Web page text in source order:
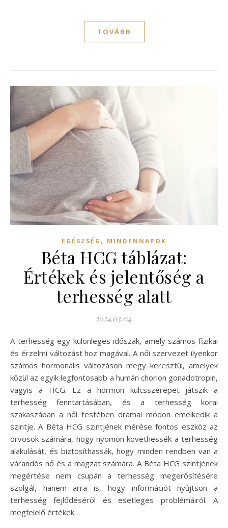
TOVÁBB
EGÉSZSÉG , MINDENNAPOK
Béta HCG táblázat:
Értékek és jelentőség a
terhesség alatt
2024.03.04.
A terhesség egy különleges időszak, amely számos fizikai
és érzelmi változást hoz magával. A női szervezet ilyenkor
számos hormonális változáson megy keresztül, amelyek
közül az egyik legfontosabb a humán chorion gonadotropin,
vagyis a HCG. Ez a hormon kulcsszerepet játszik a
terhesség fenntartásában, és a terhesség korai
szakaszában a női testében drámai módon emelkedik a
szintje. A Béta HCG szintjének mérése fontos eszköz az
orvosok számára, hogy nyomon követhessék a terhesség
alakulását, és biztosíthassák, hogy minden rendben van a
várandós nő és a magzat számára. A Béta HCG szintjének
megértése nem csupán a terhesség megerősítésére
szolgál, hanem arra is, hogy információt nyújtson a
terhesség fejlődéséről és esetleges problémáiról. A
megfelelő értékek…